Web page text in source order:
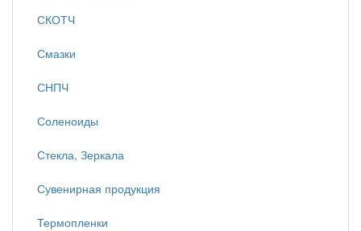
СКОТЧ
Смазки
СНПЧ
Соленоиды
Стекла, Зеркала
Сувенирная продукция
Термопленки